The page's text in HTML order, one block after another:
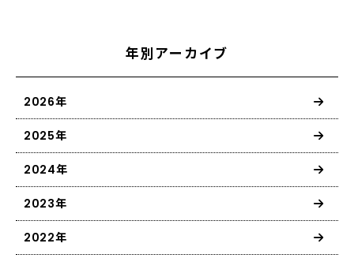
年別アーカイブ
2026年
2025年
2024年
2023年
2022年